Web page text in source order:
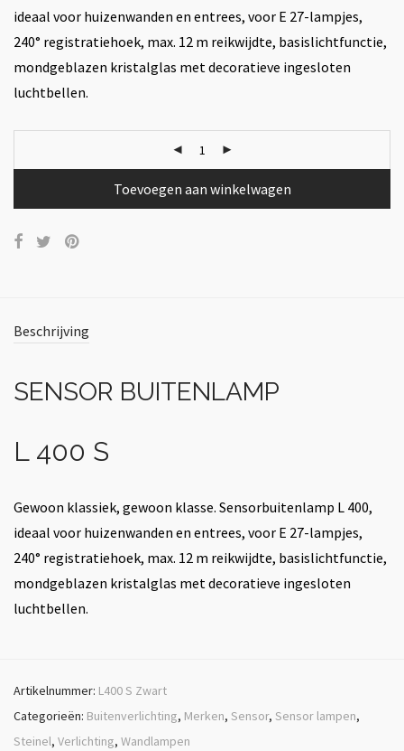
ideaal voor huizenwanden en entrees, voor E 27-lampjes,
240° registratiehoek, max. 12 m reikwijdte, basislichtfunctie,
mondgeblazen kristalglas met decoratieve ingesloten
luchtbellen.
Toevoegen aan winkelwagen
Beschrijving
SENSOR BUITENLAMP
L 400 S
Gewoon klassiek, gewoon klasse. Sensorbuitenlamp L 400,
ideaal voor huizenwanden en entrees, voor E 27-lampjes,
240° registratiehoek, max. 12 m reikwijdte, basislichtfunctie,
mondgeblazen kristalglas met decoratieve ingesloten
luchtbellen.
Artikelnummer: L400 S Zwart
Categorieën: Buitenverlichting, Merken, Sensor, Sensor lampen,
Steinel, Verlichting, Wandlampen